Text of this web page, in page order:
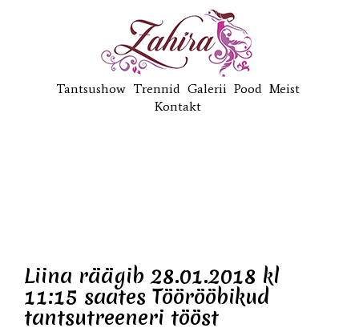
Tantsushow Trennid Galerii Pood Meist
Kontakt
Liina räägib 28.01.2018 kl
11:15 saates Töörööbikud
tantsutreeneri tööst